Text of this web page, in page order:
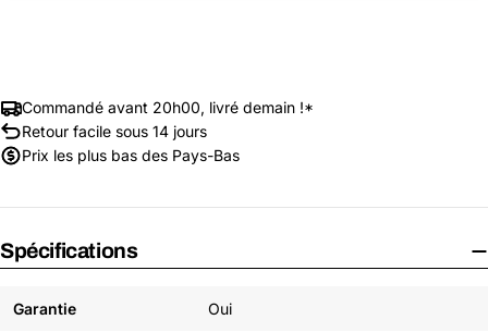
Commandé avant 20h00, livré demain !*
Retour facile sous 14 jours
Prix les plus bas des Pays-Bas
Spécifications
Garantie Oui